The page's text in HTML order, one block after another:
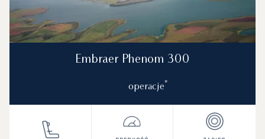
Embraer Phenom 300
operacje*